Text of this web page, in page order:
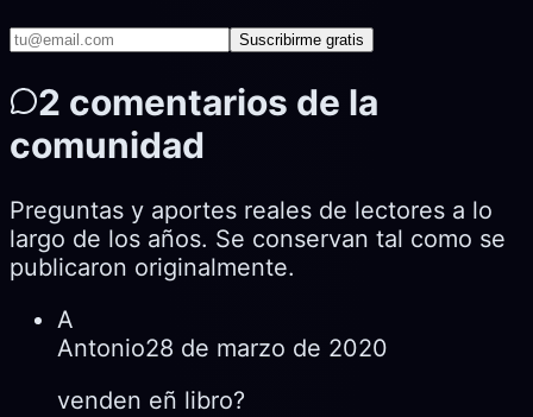
Suscribirme gratis
2 comentarios de la
comunidad
Preguntas y aportes reales de lectores a lo
largo de los años. Se conservan tal como se
publicaron originalmente.
A
Antonio28 de marzo de 2020
venden eñ libro?